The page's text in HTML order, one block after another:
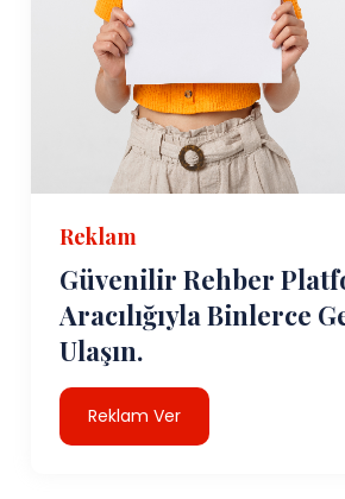
Reklam
Güvenilir Rehber
Aracılığıyla Binlerce
Ulaşın.
Reklam Ver